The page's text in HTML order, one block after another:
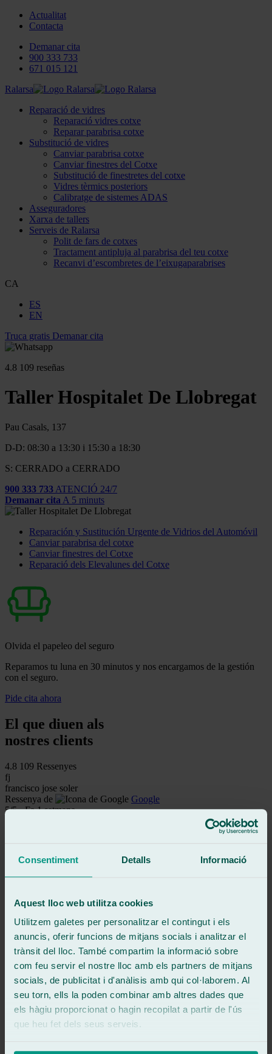
Consentiment Detalls Informació
Aquest lloc web utilitza cookies
Utilitzem galetes per personalitzar el contingut i els
anuncis, oferir funcions de mitjans socials i analitzar el
trànsit del lloc. També compartim la informació sobre
com feu servir el nostre lloc amb els partners de mitjans
socials, de publicitat i d'anàlisis amb qui col·laborem. Al
seu torn, ells la poden combinar amb altres dades que
els hàgiu proporcionat o hagin recopilat a partir de l'ús
que heu fet dels seus serveis.
Actualitat
Contacta
Demanar cita
900 333 733
671 015 121
Ralarsa
Reparació de vidres
Reparació vidres cotxe
Reparar parabrisa cotxe
Substitució de vidres
Canviar parabrisa cotxe
Canviar finestres del Cotxe
Substitució de finestretes del cotxe
Vidres tèrmics posteriors
Calibratge de sistemes ADAS
Asseguradores
Xarxa de tallers
Serveis de Ralarsa
Polit de fars de cotxes
Tractament antipluja al parabrisa del teu cotxe
Recanvi d’escombretes de l’eixugaparabrises
CA
ES
EN
Truca gratis Demanar cita
4.8 109 reseñas
Taller Hospitalet De Llobregat
Pau Casals, 137
D-D: 08:30 a 13:30 i 15:30 a 18:30
S: CERRADO a CERRADO
900 333 733 ATENCIÓ 24/7
Demanar cita A 5 minuts
Reparación y Sustitución Urgente de Vidrios del Automóvil
Canviar parabrisa del cotxe
Canviar finestres del Cotxe
Reparació dels Elevalunes del Cotxe
Olvida el papeleo del seguro
Reparamos tu luna en 30 minutos y nos encargamos de la gestión
con el seguro.
Pide cita ahora
El que diuen als
nostres clients
4.8 109 Ressenyes
fj
francisco jose soler
Ressenya de
Google
5/5· Fa 1 setmana
Veure ressenya
/5· Fa 3 mesos
Veure ressenya
no te intentan vender todas las tonterias como en carglas.serios y
formales.
Veure ressenya
francisco jose solis parrado
Ressenya de
/5· Fa 4 mesos
Veure ressenya